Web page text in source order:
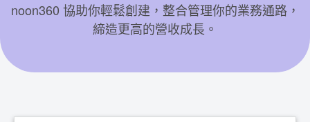
noon360 協助你輕鬆創建，整合管理你的業務通路，
締造更高的營收成長。